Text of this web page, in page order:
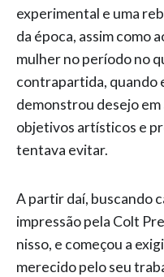
experimental e uma
da época, assim como
mulher no período no
contrapartida, quando
demonstrou desejo
objetivos artísticos e
tentava evitar.
A partir daí, buscando
impressão pela Colt
nisso, e começou a
merecido pelo seu